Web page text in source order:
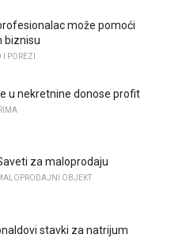
može pomoći
biznisu
POREZI
u nekretnine donose profit
za maloprodaju
OBJEKT
stavki za natrijum